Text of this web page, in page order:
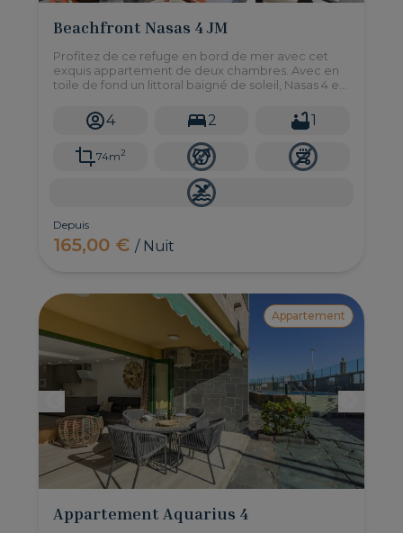
Beachfront Nasas 4 JM
Profitez de ce refuge en bord de mer avec cet
exquis appartement de deux chambres. Avec en
toile de fond un littoral baigné de soleil, Nasas 4 est
vie côtière.
4 2 1
74m2
Depuis
165,00 €/ Nuit
Appartement
Appartement Aquarius 4